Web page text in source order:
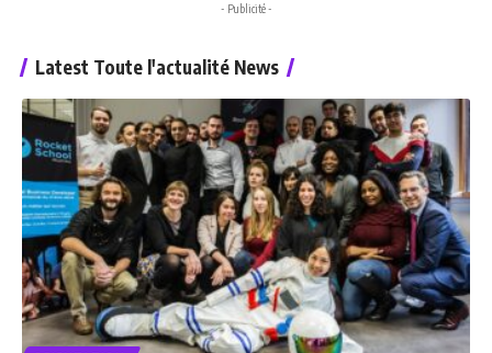
- Publicité -
Latest Toute l'actualité News